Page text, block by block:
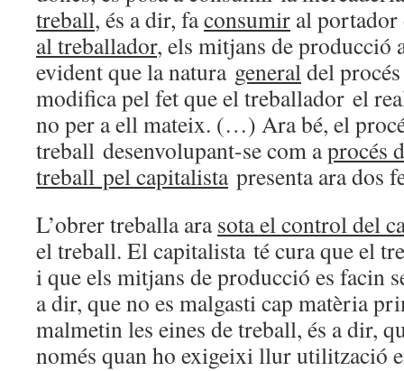
treball, és a dir, faconsumir al portador
al treballador, els mitjans de producció
evident que la natura generaldel
modifica pel fet que el treballador el
no per a ell mateix. (…) Ara bé, el
treball desenvolupant-se com aprocés
treball pel capitalistapresenta ara dos
L’obrer treballa arasota el control del
el treball. El capitalistaté cura que el
i que els mitjans de producció es facin
a dir, que no es malgasti cap matèria
malmetin les eines de treball, és a dir,
només quan ho exigeixi llur utilització